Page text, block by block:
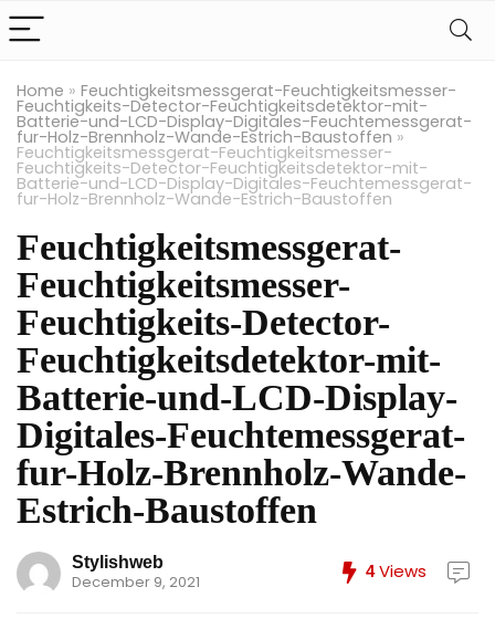
Home » Feuchtigkeitsmessgerat-Feuchtigkeitsmesser-
Feuchtigkeits-Detector-Feuchtigkeitsdetektor-mit-
Batterie-und-LCD-Display-Digitales-Feuchtemessgerat-
fur-Holz-Brennholz-Wande-Estrich-Baustoffen »
Feuchtigkeitsmessgerat-Feuchtigkeitsmesser-
Feuchtigkeits-Detector-Feuchtigkeitsdetektor-mit-
Batterie-und-LCD-Display-Digitales-Feuchtemessgerat-
fur-Holz-Brennholz-Wande-Estrich-Baustoffen
Feuchtigkeitsmessgerat-
Feuchtigkeitsmesser-
Feuchtigkeits-Detector-
Feuchtigkeitsdetektor-mit-
Batterie-und-LCD-Display-
Digitales-Feuchtemessgerat-
fur-Holz-Brennholz-Wande-
Estrich-Baustoffen
Stylishweb
December 9, 2021
4Views